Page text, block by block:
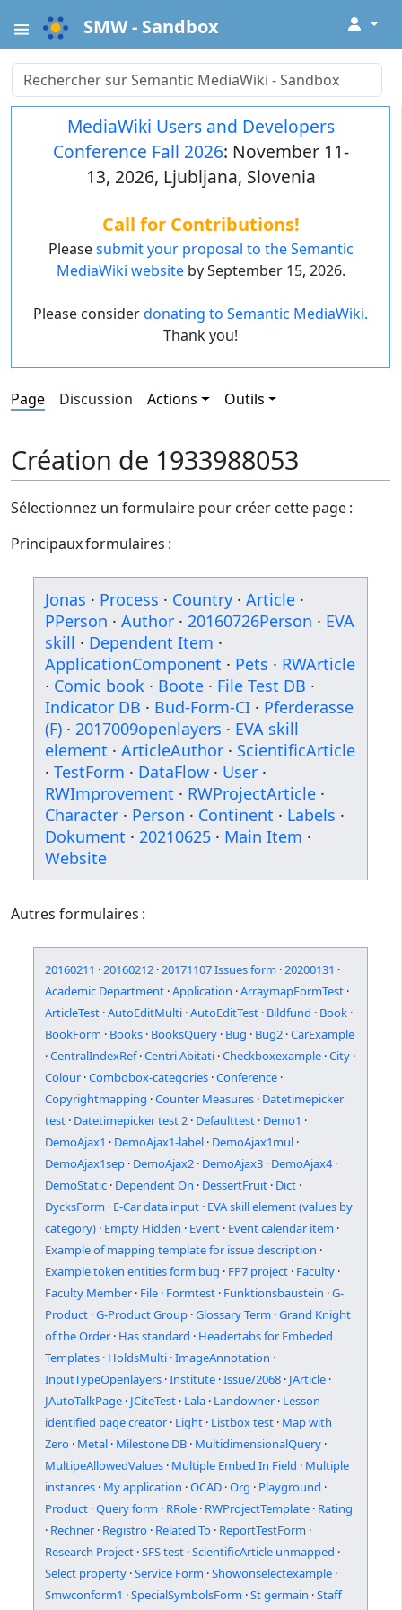
SMW - Sandbox ↓
MediaWiki Users and Developers
Conference Fall 2026: November 11-
13, 2026, Ljubljana, Slovenia
Call for Contributions!
Pleasesubmit your proposal to the Semantic
MediaWiki websiteby September 15, 2026.
Please considerdonating to Semantic MediaWiki.
Thank you!
Page Discussion Actions Outils
Création de 1933988053
Sélectionnez un formulaire pour créer cette page :
Principaux formulaires :
Jonas · Process · Country · Article ·
PPerson · Author · 20160726Person · EVA
skill · Dependent Item ·
ApplicationComponent · Pets · RWArticle
· Comic book · Boote · File Test DB ·
Indicator DB · Bud-Form-CI · Pferderasse
(F) · 2017009openlayers · EVA skill
element · ArticleAuthor · ScientificArticle
· TestForm · DataFlow · User ·
RWImprovement · RWProjectArticle ·
Character · Person · Continent · Labels ·
Dokument · 20210625 · Main Item ·
Website
Autres formulaires :
20160211 ·20160212 ·20171107 Issues form ·20200131 ·
Academic Department ·Application ·ArraymapFormTest ·
ArticleTest ·AutoEditMulti ·AutoEditTest · Bildfund · Book ·
BookForm · Books · BooksQuery · Bug · Bug2 ·CarExample
·CentralIndexRef ·Centri Abitati ·Checkboxexample ·City ·
Colour ·Combobox-categories ·Conference ·
Copyrightmapping ·Counter Measures · Datetimepicker
test · Datetimepicker test 2 · Defaulttest · Demo1 ·
DemoAjax1 · DemoAjax1-label · DemoAjax1mul ·
DemoAjax1sep · DemoAjax2 · DemoAjax3 · DemoAjax4 ·
DemoStatic · Dependent On · DessertFruit · Dict ·
DycksForm · E-Car data input · EVA skill element (values by
category) · Empty Hidden · Event · Event calendar item ·
Example of mapping template for issue description ·
Example token entities form bug · FP7 project · Faculty ·
Faculty Member · File · Formtest · Funktionsbaustein ·G-
Product ·G-Product Group ·Glossary Term ·Grand Knight
of the Order · Has standard · Headertabs for Embeded
Templates · HoldsMulti ·ImageAnnotation ·
InputTypeOpenlayers ·Institute ·Issue/2068 · JArticle ·
JAutoTalkPage · JCiteTest · Lala · Landowner · Lesson
identified page creator · Light · Listbox test · Map with
Zero · Metal · Milestone DB · MultidimensionalQuery ·
MultipeAllowedValues · Multiple Embed In Field · Multiple
instances · My application ·OCAD ·Org · Playground ·
Product ·Query form · RRole · RWProjectTemplate · Rating
· Rechner · Registro · Related To · ReportTestForm ·
Research Project ·SFS test ·ScientificArticle unmapped ·
Select property ·Service Form ·Showonselectexample ·
Smwconform1 ·SpecialSymbolsForm ·St germain ·Staff